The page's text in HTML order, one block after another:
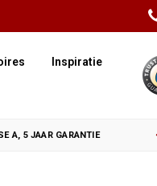
Inspiratie
A, 5 JAAR GARANTIE